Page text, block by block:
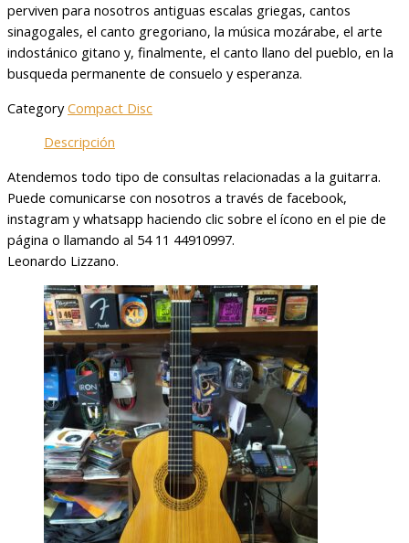
perviven para nosotros antiguas escalas griegas, cantos
sinagogales, el canto gregoriano, la música mozárabe, el arte
indostánico gitano y, finalmente, el canto llano del pueblo, en la
busqueda permanente de consuelo y esperanza.
Category Compact Disc
Descripción
Atendemos todo tipo de consultas relacionadas a la guitarra.
Puede comunicarse con nosotros a través de facebook,
instagram y whatsapp haciendo clic sobre el ícono en el pie de
página o llamando al 54 11 44910997.
Leonardo Lizzano.